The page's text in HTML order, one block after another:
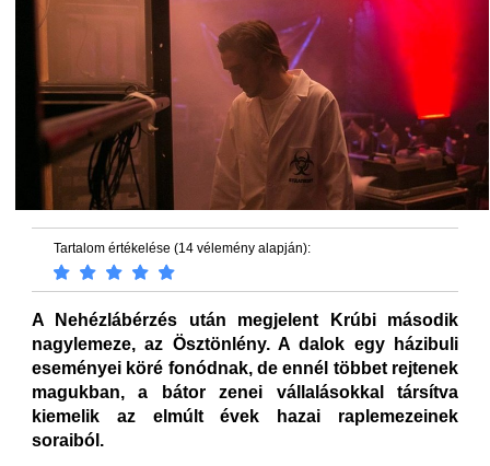
Tartalom értékelése (14 vélemény alapján):
A Nehézlábérzés után megjelent Krúbi második
nagylemeze, az Ösztönlény. A dalok egy házibuli
eseményei köré fonódnak, de ennél többet rejtenek
magukban, a bátor zenei vállalásokkal társítva
kiemelik az elmúlt évek hazai raplemezeinek
soraiból.